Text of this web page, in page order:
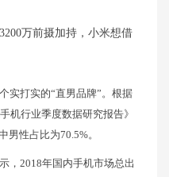
实打实的“直男品牌”。根据
机行业季度数据研究报告》
男性占比为70.5%。
，2018年国内手机市场总出